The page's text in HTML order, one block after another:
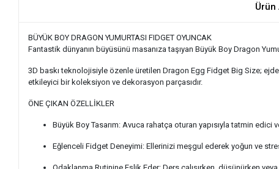
Ürün
BÜYÜK BOY DRAGON YUMURTASI FIDGET OYUNCAK
Fantastik dünyanın büyüsünü masanıza taşıyan Büyük Boy Dragon
3D baskı teknolojisiyle özenle üretilen Dragon Egg Fidget Big Size;
etkileyici bir koleksiyon ve dekorasyon parçasıdır.
ÖNE ÇIKAN ÖZELLİKLER
Büyük Boy Tasarım: Avuca rahatça oturan yapısıyla tatmin edici
Eğlenceli Fidget Deneyimi: Ellerinizi meşgul ederek yoğun ve